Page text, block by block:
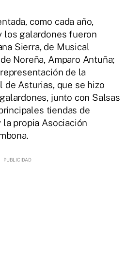
como cada año,
los galardones fueron
Sierra, de Musical
Noreña, Amparo Antuña;
de la
de Asturias, que se hizo
junto con Salsas
tiendas de
propia Asociación